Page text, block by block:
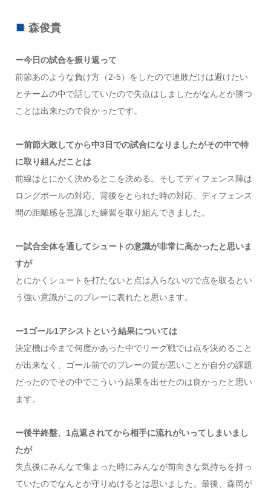
森俊貴
ー今日の試合を振り返って
前節あのような負け方（2-5）をしたので連敗だけは避けたい
とチームの中で話していたので失点はしましたがなんとか勝つ
ことは出来たので良かったです。
ー前節大敗してから中3日での試合になりましたがその中で特
に取り組んだことは
前線はとにかく決めるとこを決める。そしてディフェンス陣は
ロングボールの対応、背後をとられた時の対応、ディフェンス
間の距離感を意識した練習を取り組んできました。
ー試合全体を通してシュートの意識が非常に高かったと思いま
すが
とにかくシュートを打たないと点は入らないので点を取るとい
う強い意識がこのプレーに表れたと思います。
ー1ゴール1アシストという結果については
決定機は今まで何度かあった中でリーグ戦では点を決めること
が出来なく、ゴール前でのプレーの質が悪いことが自分の課題
だったのでその中でこういう結果を出せたのは良かったと思い
ます。
ー後半終盤、1点返されてから相手に流れがいってしまいまし
たが
失点後にみんなで集まった時にみんなが前向きな気持ちを持っ
ていたのでなんとか守りぬけるとは思いました。最後、森岡が